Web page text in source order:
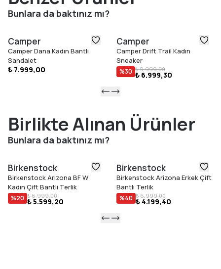
Bunlara da baktınız mı?
Camper
Camper Dana Kadın Bantlı
Sandalet
₺ 7.999,00
Camper
Camper Drift Trail Kadın
Sneaker
%30 ₺ 9.999,00
₺ 6.999,30
Birlikte Alınan Ürünler
Bunlara da baktınız mı?
Birkenstock
Birkenstock Arizona BF W
Kadın Çift Bantlı Terlik
%20 ₺ 6.999,00
₺ 5.599,20
Birkenstock
Birkenstock Arizona Erkek Çift
Bantlı Terlik
%40 ₺ 6.999,00
₺ 4.199,40